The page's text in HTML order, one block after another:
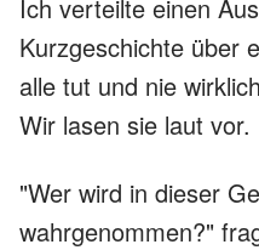
Ich verteilte einen
Kurzgeschichte über
alle tut und nie
Wir lasen sie laut vor.
"Wer wird in dieser
wahrgenommen?"